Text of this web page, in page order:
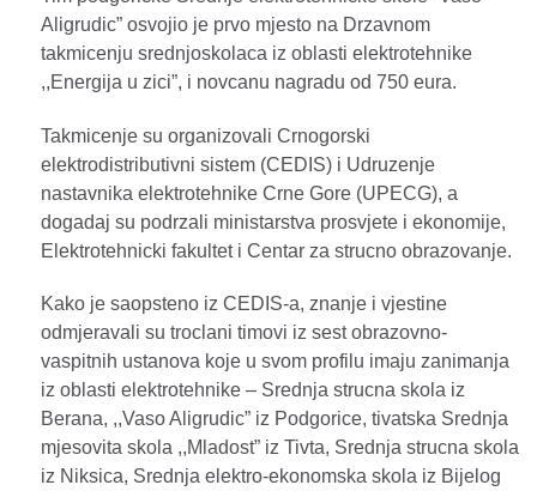
Aligrudic” osvojio je prvo mjesto na Drzavnom
takmicenju srednjoskolaca iz oblasti elektrotehnike
,,Energija u zici”, i novcanu nagradu od 750 eura.
Takmicenje su organizovali Crnogorski
elektrodistributivni sistem (CEDIS) i Udruzenje
nastavnika elektrotehnike Crne Gore (UPECG), a
dogadaj su podrzali ministarstva prosvjete i ekonomije,
Elektrotehnicki fakultet i Centar za strucno obrazovanje.
Kako je saopsteno iz CEDIS-a, znanje i vjestine
odmjeravali su troclani timovi iz sest obrazovno-
vaspitnih ustanova koje u svom profilu imaju zanimanja
iz oblasti elektrotehnike – Srednja strucna skola iz
Berana, ,,Vaso Aligrudic” iz Podgorice, tivatska Srednja
mjesovita skola ,,Mladost” iz Tivta, Srednja strucna skola
iz Niksica, Srednja elektro-ekonomska skola iz Bijelog